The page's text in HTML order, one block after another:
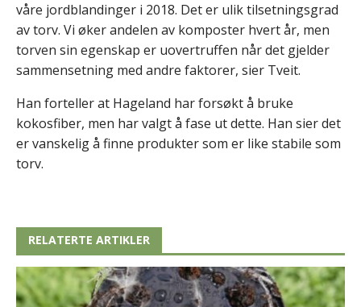
våre jordblandinger i 2018. Det er ulik tilsetningsgrad
av torv. Vi øker andelen av komposter hvert år, men
torven sin egenskap er uovertruffen når det gjelder
sammensetning med andre faktorer, sier Tveit.
Han forteller at Hageland har forsøkt å bruke
kokosfiber, men har valgt å fase ut dette. Han sier det
er vanskelig å finne produkter som er like stabile som
torv.
RELATERTE ARTIKLER